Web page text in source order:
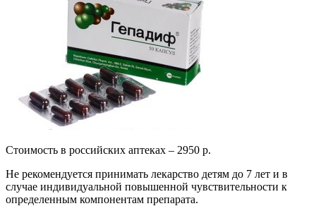
Стоимость в российских аптеках – 2950 р.
Не рекомендуется принимать лекарство детям до 7 лет и в
случае индивидуальной повышенной чувствительности к
определенным компонентам препарата.